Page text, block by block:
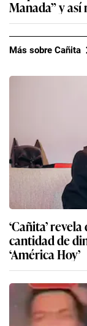
Manada” y
Más sobre Cañita
‘Cañita’
cantidad de
‘América Hoy’